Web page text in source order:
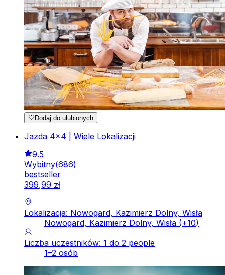
Dodaj do ulubionych
Jazda 4x4 | Wiele Lokalizacji
9.5
Wybitny(686)
bestseller
399,99 zł
Lokalizacja: Nowogard, Kazimierz Dolny, Wisła
Nowogard, Kazimierz Dolny, Wisła (+10)
Liczba uczestników: 1 do 2 people
1–2 osób